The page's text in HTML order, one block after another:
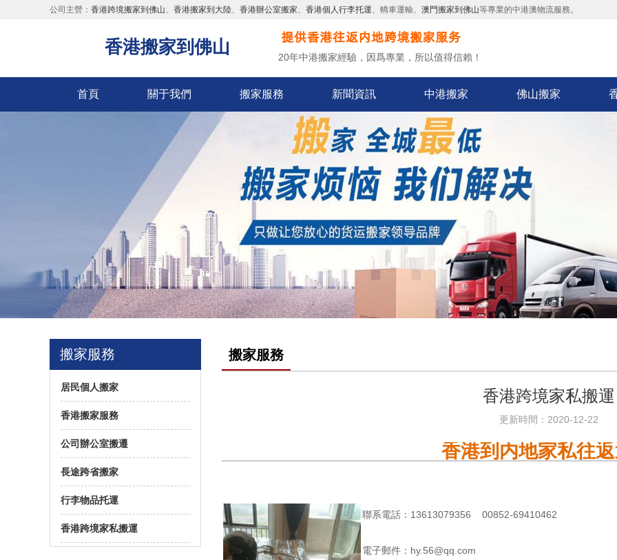
公司主營： 香港跨境搬家到佛山、 香港搬家到大陸、 香港辦公室搬家、 香港個人行李托運、轎車運輸、 澳門搬家到佛山等專業的中港澳物流服務。
香港搬家到佛山 20年中港搬家經驗，因爲專業，所以值得信賴！
首頁 關于我們 搬家服務 新聞資訊 中港搬家 佛山搬家
搬家服務
居民個人搬家
香港搬家服務
公司辦公室搬遷
長途跨省搬家
行李物品托運
香港跨境家私搬運
搬家服務
香港跨境家私搬運
更新時間：2020-12-22
香港到内地家私往
聯系電話：13613079356 00852-69410462
電子郵件：hy.56@qq.com